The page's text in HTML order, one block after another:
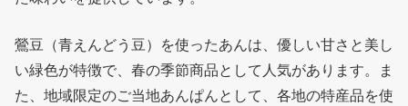
鶯豆（青えんどう豆）を使ったあんは、優しい甘さと美し
い緑色が特徴で、春の季節商品として人気があります。ま
た、地域限定のご当地あんぱんとして、各地の特産品を使